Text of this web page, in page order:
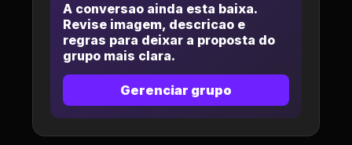
A conversao ainda esta baixa.
Revise imagem, descricao e
regras para deixar a proposta do
grupo mais clara.
Gerenciar grupo